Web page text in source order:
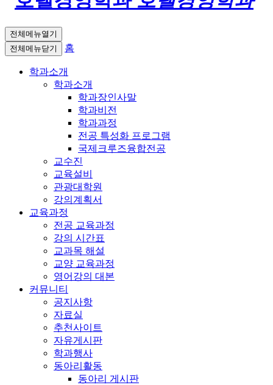
전체메뉴열기
전체메뉴닫기
홈
학과소개
학과소개
학과장인사말
학과비전
학과과정
전공 특성화 프로그램
국제크루즈융합전공
교수진
교육설비
관광대학원
강의계획서
교육과정
전공 교육과정
강의 시간표
교과목 해설
교양 교육과정
영어강의 대본
커뮤니티
공지사항
자료실
추천사이트
자유게시판
학과행사
동아리활동
동아리 게시판